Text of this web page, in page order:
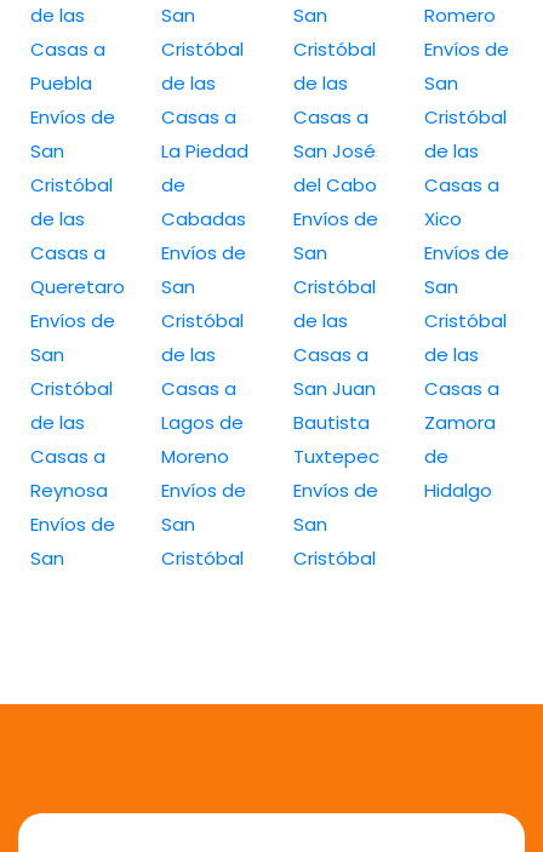
de las
Casas a
Puebla
Envíos de
San
Cristóbal
de las
Casas a
Queretaro
Envíos de
San
Cristóbal
de las
Casas a
Reynosa
Envíos de
San
San
Cristóbal
de las
Casas a
La Piedad
de
Cabadas
Envíos de
San
Cristóbal
de las
Casas a
Lagos de
Moreno
Envíos de
San
Cristóbal
San
Cristóbal
de las
Casas a
San José
del Cabo
Envíos de
San
Cristóbal
de las
Casas a
San Juan
Bautista
Tuxtepec
Envíos de
San
Cristóbal
Romero
Envíos de
San
Cristóbal
de las
Casas a
Xico
Envíos de
San
Cristóbal
de las
Casas a
Zamora
de
Hidalgo